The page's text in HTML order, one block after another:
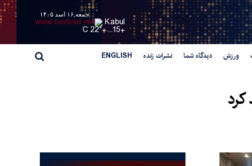
جمعه,۱۶ اسد ۱۴۰۵
Kabul
+
15...
+
22° C
ورزش دیدگاه شما نشرات زنده ENGLISH